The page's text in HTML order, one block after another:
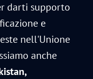
darti supporto
e
nell'Unione
anche